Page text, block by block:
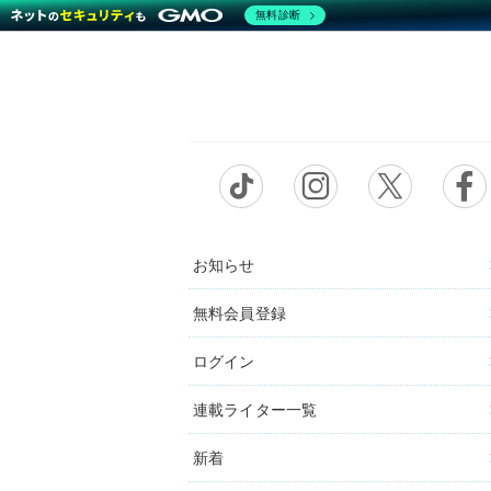
お知らせ
無料会員登録
ログイン
連載ライター一覧
新着
無料診断